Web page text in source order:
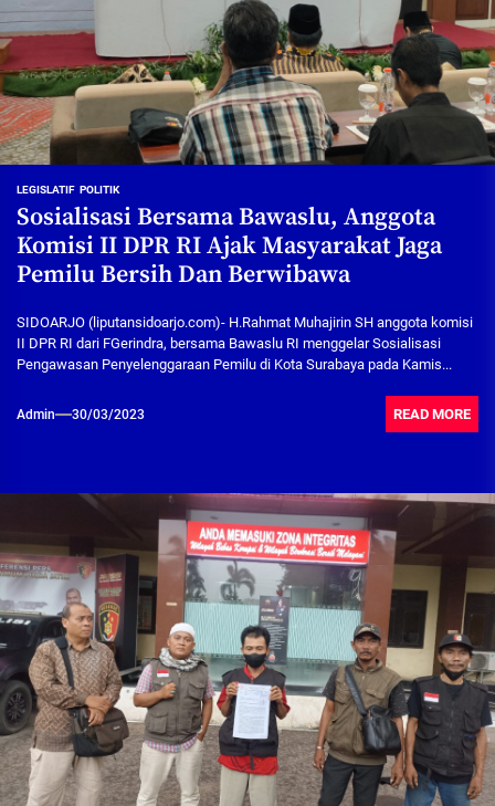
LEGISLATIF POLITIK
Sosialisasi Bersama Bawaslu, Anggota
Komisi II DPR RI Ajak Masyarakat Jaga
Pemilu Bersih Dan Berwibawa
SIDOARJO (liputansidoarjo.com)- H.Rahmat Muhajirin SH anggota komisi
II DPR RI dari FGerindra, bersama Bawaslu RI menggelar Sosialisasi
Pengawasan Penyelenggaraan Pemilu di Kota Surabaya pada Kamis...
Admin 30/03/2023 READ MORE